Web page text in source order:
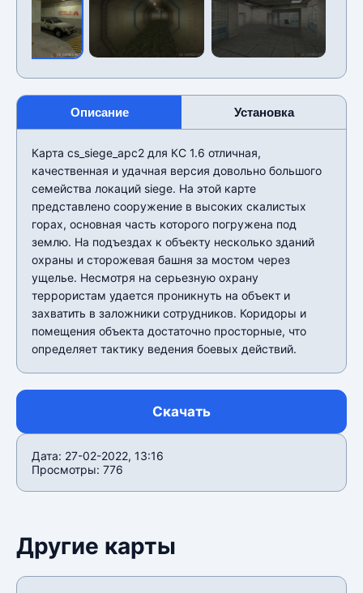
Описание Установка
Карта cs_siege_apc2 для КС 1.6 отличная,
качественная и удачная версия довольно большого
семейства локаций siege. На этой карте
представлено сооружение в высоких скалистых
горах, основная часть которого погружена под
землю. На подъездах к объекту несколько зданий
охраны и сторожевая башня за мостом через
ущелье. Несмотря на серьезную охрану
террористам удается проникнуть на объект и
захватить в заложники сотрудников. Коридоры и
помещения объекта достаточно просторные, что
определяет тактику ведения боевых действий.
Скачать
Дата: 27-02-2022, 13:16
Просмотры: 776
Другие карты